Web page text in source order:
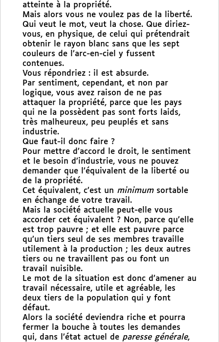
atteinte à la propriété.
Mais alors vous ne voulez pas de la liberté.
Qui veut le mot, veut la chose. Que diriez-
vous, en physique, de celui qui prétendrait
obtenir le rayon blanc sans que les sept
couleurs de l’arc-en-ciel y fussent
contenues.
Vous répondriez : il est absurde.
Par sentiment, cependant, et non par
logique, vous avez raison de ne pas
attaquer la propriété, parce que les pays
qui ne la possèdent pas sont forts laids,
très malheureux, peu peuplés et sans
industrie.
Que faut-il donc faire ?
Pour mettre d’accord le droit, le sentiment
et le besoin d’industrie, vous ne pouvez
demander que l’équivalent de la liberté ou
de la propriété.
Cet équivalent, c’est un minimum sortable
en échange de votre travail.
Mais la société actuelle peut-elle vous
accorder cet équivalent ? Non, parce qu’elle
est trop pauvre ; et elle est pauvre parce
qu’un tiers seul de ses membres travaille
utilement à la production ; les deux autres
tiers ou ne travaillent pas ou font un
travail nuisible.
Le mot de la situation est donc d’amener au
travail nécessaire, utile et agréable, les
deux tiers de la population qui y font
défaut.
Alors la société deviendra riche et pourra
fermer la bouche à toutes les demandes
qui, dans l’état actuel de paresse générale,